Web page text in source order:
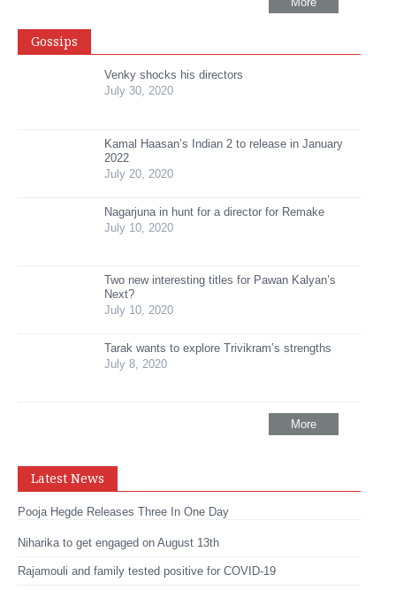
Gossips
Venky shocks his directors
July 30, 2020
Kamal Haasan’s Indian 2 to release in January
2022
July 20, 2020
Nagarjuna in hunt for a director for Remake
July 10, 2020
Two new interesting titles for Pawan Kalyan’s
Next?
July 10, 2020
Tarak wants to explore Trivikram’s strengths
July 8, 2020
More
Latest News
Pooja Hegde Releases Three In One Day
Niharika to get engaged on August 13th
Rajamouli and family tested positive for COVID-19